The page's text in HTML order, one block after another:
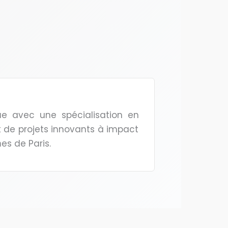
avec une spécialisation en
de projets innovants à impact
de Paris.